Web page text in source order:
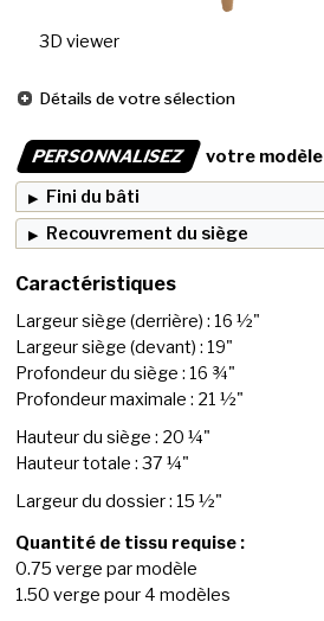
3D viewer
Détails de votre sélection
PERSONNALISEZ
votre modèle
Fini du bâti
Recouvrement du siège
Caractéristiques
Largeur siège (derrière) : 16 ½"
Largeur siège (devant) : 19"
Profondeur du siège : 16 ¾"
Profondeur maximale : 21 ½"
Hauteur du siège : 20 ¼"
Hauteur totale : 37 ¼"
Largeur du dossier : 15 ½"
Quantité de tissu requise :
0.75 verge par modèle
1.50 verge pour 4 modèles